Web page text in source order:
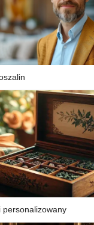
personalizowany